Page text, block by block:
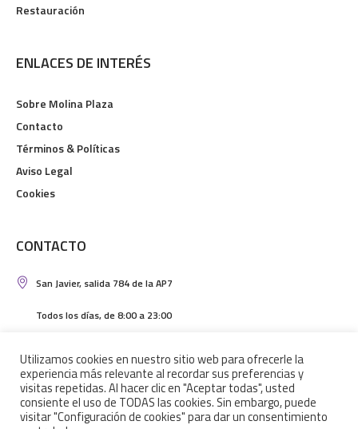
Restauración
ENLACES DE INTERÉS
Sobre Molina Plaza
Contacto
Términos & Políticas
Aviso Legal
Cookies
CONTACTO
San Javier, salida 784 de la AP7
Todos los días, de 8:00 a 23:00
+34 965 70 93 35
Utilizamos cookies en nuestro sitio web para ofrecerle la
experiencia más relevante al recordar sus preferencias y
visitas repetidas. Al hacer clic en "Aceptar todas", usted
consiente el uso de TODAS las cookies. Sin embargo, puede
visitar "Configuración de cookies" para dar un consentimiento